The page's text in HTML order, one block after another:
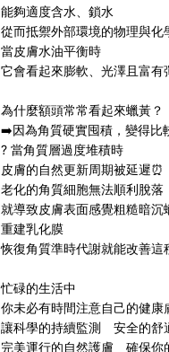
能夠適度含水、鎖水
從而抵禦外部環境的物理與化
當皮膚水油平衡時
它會看起來膨軟、光澤且富有
為什麼額頭常常看起來蠟黃？
➡️因為角質硬實囤積，變得比
? 當角質層過度堆積時
皮膚的自然更新周期被延遲⏰
老化的角質細胞無法順利脫落
就導致皮膚表面感覺粗糙暗沉
重建乳化膜
恢復角質準時代謝就能改善這
忙碌的生活中
你未必有時間注意自己的健康
讓科學的持續監測 安全的舒
完美運行的自然護膚 確保你